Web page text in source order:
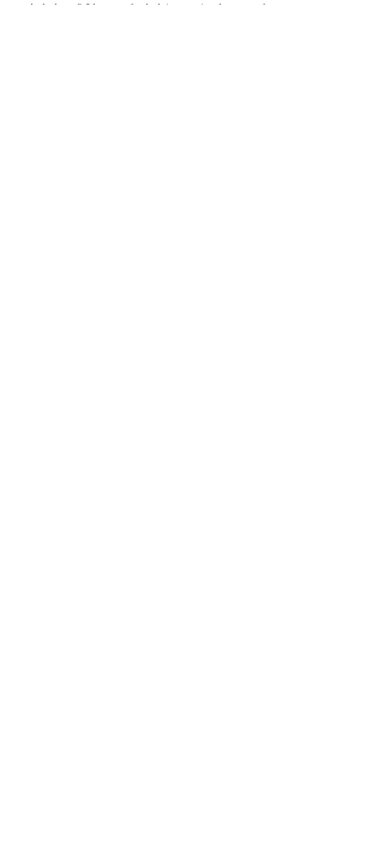
gleichmäßig und nicht zu stark aus dem